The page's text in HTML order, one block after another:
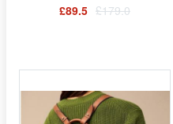
£89.5 £179.0